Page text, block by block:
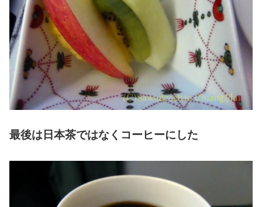
最後は日本茶ではなくコーヒーにした